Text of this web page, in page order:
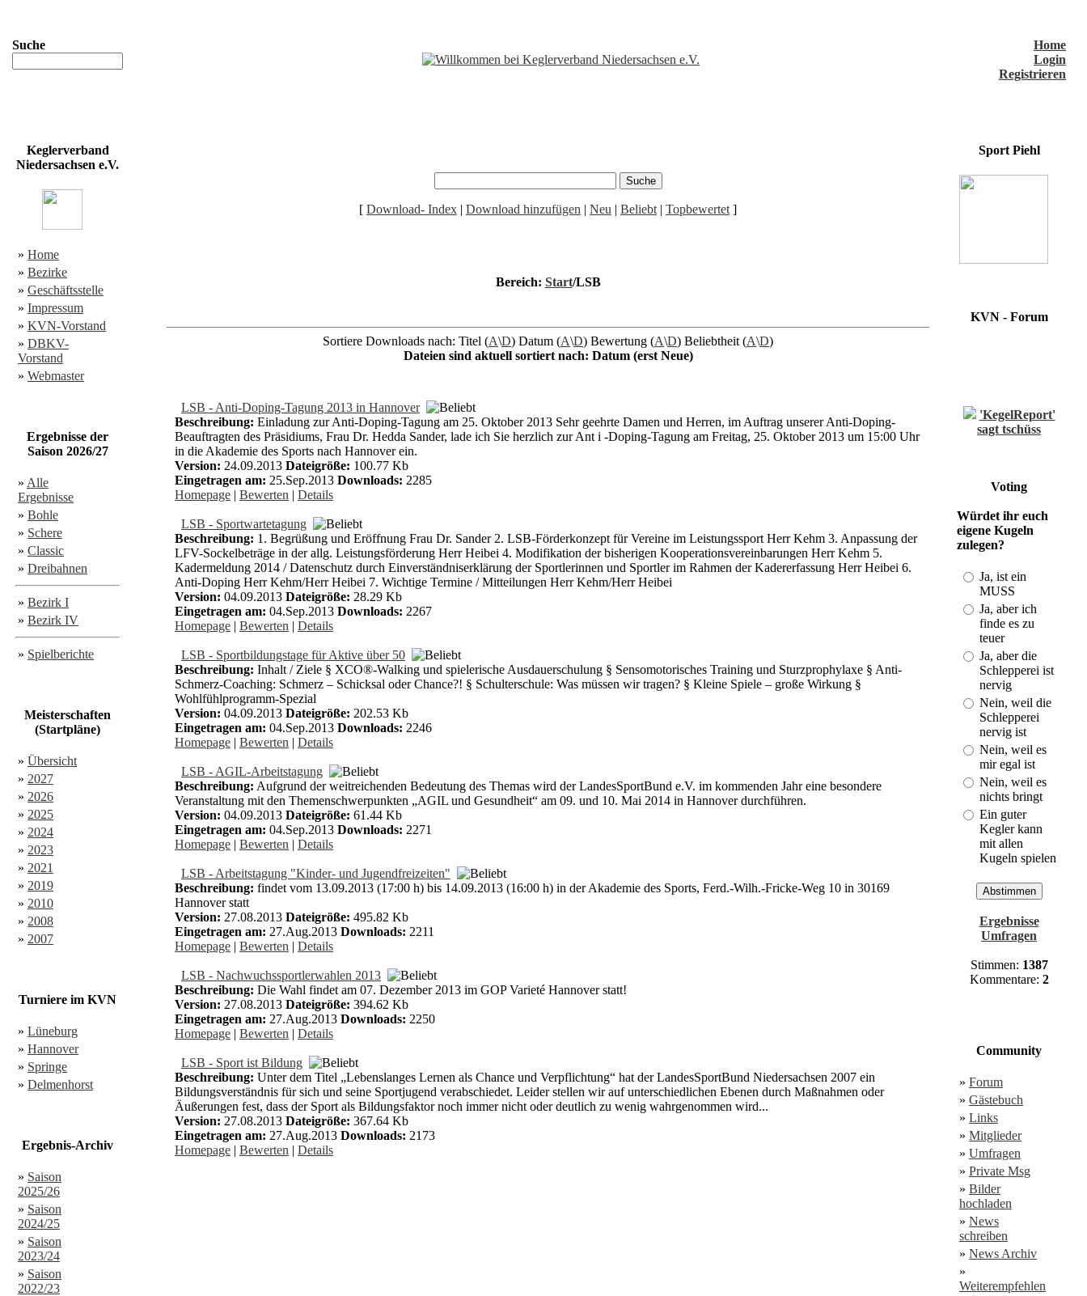
Suche
Home
Login
Registrieren
Keglerverband
Niedersachsen e.V.
» Home
» Bezirke
» Geschäftsstelle
» Impressum
» KVN-Vorstand
» DBKV-
Vorstand
» Webmaster
Ergebnisse der
Saison 2026/27
» Alle
Ergebnisse
» Bohle
» Schere
» Classic
» Dreibahnen
» Bezirk I
» Bezirk IV
» Spielberichte
Meisterschaften
(Startpläne)
» Übersicht
» 2027
» 2026
» 2025
» 2024
» 2023
» 2021
» 2019
» 2010
» 2008
» 2007
Turniere im KVN
» Lüneburg
» Hannover
» Springe
» Delmenhorst
Ergebnis-Archiv
» Saison
2025/26
» Saison
2024/25
» Saison
2023/24
» Saison
2022/23
[ Download- Index | Download hinzufügen | Neu | Beliebt | Topbewertet ]
Bereich: Start/LSB
Sortiere Downloads nach: Titel (A\D) Datum (A\D) Bewertung (A\D) Beliebtheit (A\D)
Dateien sind aktuell sortiert nach: Datum (erst Neue)
LSB - Anti-Doping-Tagung 2013 in Hannover
Beschreibung: Einladung zur Anti-Doping-Tagung am 25. Oktober 2013 Sehr geehrte Damen und Herren, im Auftrag unserer Anti-Doping-
Beauftragten des Präsidiums, Frau Dr. Hedda Sander, lade ich Sie herzlich zur Ant i -Doping-Tagung am Freitag, 25. Oktober 2013 um 15:00 Uhr
in die Akademie des Sports nach Hannover ein.
Version: 24.09.2013 Dateigröße: 100.77 Kb
Eingetragen am: 25.Sep.2013 Downloads: 2285
Homepage | Bewerten | Details
LSB - Sportwartetagung
Beschreibung: 1. Begrüßung und Eröffnung Frau Dr. Sander 2. LSB-Förderkonzept für Vereine im Leistungssport Herr Kehm 3. Anpassung der
LFV-Sockelbeträge in der allg. Leistungsförderung Herr Heibei 4. Modifikation der bisherigen Kooperationsvereinbarungen Herr Kehm 5.
Kadermeldung 2014 / Datenschutz durch Einverständniserklärung der Sportlerinnen und Sportler im Rahmen der Kadererfassung Herr Heibei 6.
Anti-Doping Herr Kehm/Herr Heibei 7. Wichtige Termine / Mitteilungen Herr Kehm/Herr Heibei
Version: 04.09.2013 Dateigröße: 28.29 Kb
Eingetragen am: 04.Sep.2013 Downloads: 2267
Homepage | Bewerten | Details
LSB - Sportbildungstage für Aktive über 50
Beschreibung: Inhalt / Ziele § XCO®-Walking und spielerische Ausdauerschulung § Sensomotorisches Training und Sturzprophylaxe § Anti-
Schmerz-Coaching: Schmerz – Schicksal oder Chance?! § Schulterschule: Was müssen wir tragen? § Kleine Spiele – große Wirkung §
Wohlfühlprogramm-Spezial
Version: 04.09.2013 Dateigröße: 202.53 Kb
Eingetragen am: 04.Sep.2013 Downloads: 2246
Homepage | Bewerten | Details
LSB - AGIL-Arbeitstagung
Beschreibung: Aufgrund der weitreichenden Bedeutung des Themas wird der LandesSportBund e.V. im kommenden Jahr eine besondere
Veranstaltung mit den Themenschwerpunkten „AGIL und Gesundheit“ am 09. und 10. Mai 2014 in Hannover durchführen.
Version: 04.09.2013 Dateigröße: 61.44 Kb
Eingetragen am: 04.Sep.2013 Downloads: 2271
Homepage | Bewerten | Details
LSB - Arbeitstagung "Kinder- und Jugendfreizeiten"
Beschreibung: findet vom 13.09.2013 (17:00 h) bis 14.09.2013 (16:00 h) in der Akademie des Sports, Ferd.-Wilh.-Fricke-Weg 10 in 30169
Hannover statt
Version: 27.08.2013 Dateigröße: 495.82 Kb
Eingetragen am: 27.Aug.2013 Downloads: 2211
Homepage | Bewerten | Details
LSB - Nachwuchssportlerwahlen 2013
Beschreibung: Die Wahl findet am 07. Dezember 2013 im GOP Varieté Hannover statt!
Version: 27.08.2013 Dateigröße: 394.62 Kb
Eingetragen am: 27.Aug.2013 Downloads: 2250
Homepage | Bewerten | Details
LSB - Sport ist Bildung
Beschreibung: Unter dem Titel „Lebenslanges Lernen als Chance und Verpflichtung“ hat der LandesSportBund Niedersachsen 2007 ein
Bildungsverständnis für sich und seine Sportjugend verabschiedet. Leider stellen wir auf unterschiedlichen Ebenen durch Maßnahmen oder
Äußerungen fest, dass der Sport als Bildungsfaktor noch immer nicht oder deutlich zu wenig wahrgenommen wird...
Version: 27.08.2013 Dateigröße: 367.64 Kb
Eingetragen am: 27.Aug.2013 Downloads: 2173
Homepage | Bewerten | Details
Sport Piehl
KVN - Forum
sagt tschüss
(Last: 21.08. -
und Spielberichte
(Last: 01.11. -
20:50)
Kegeln im
(Last: 19.08. -
23:43)
DKB-
Strukturplan
2010-2013
(Last: 28.01. -
21:34)
ISV-
Gratulation an
Cuxhaven!
(Last: 30.03. -
21:01)
Voting
Würdet ihr euch
eigene Kugeln
zulegen?
Ja, ist ein
MUSS
Ja, aber ich
finde es zu
teuer
Ja, aber die
Schlepperei ist
nervig
Nein, weil die
Schlepperei
nervig ist
Nein, weil es
mir egal ist
Nein, weil es
nichts bringt
Ein guter
Kegler kann
mit allen
Kugeln spielen
Ergebnisse
Umfragen
Stimmen: 1387
Kommentare: 2
Community
» Forum
» Gästebuch
» Links
» Mitglieder
» Umfragen
» Private Msg
» Bilder
hochladen
» News
schreiben
» News Archiv
»
Weiterempfehlen